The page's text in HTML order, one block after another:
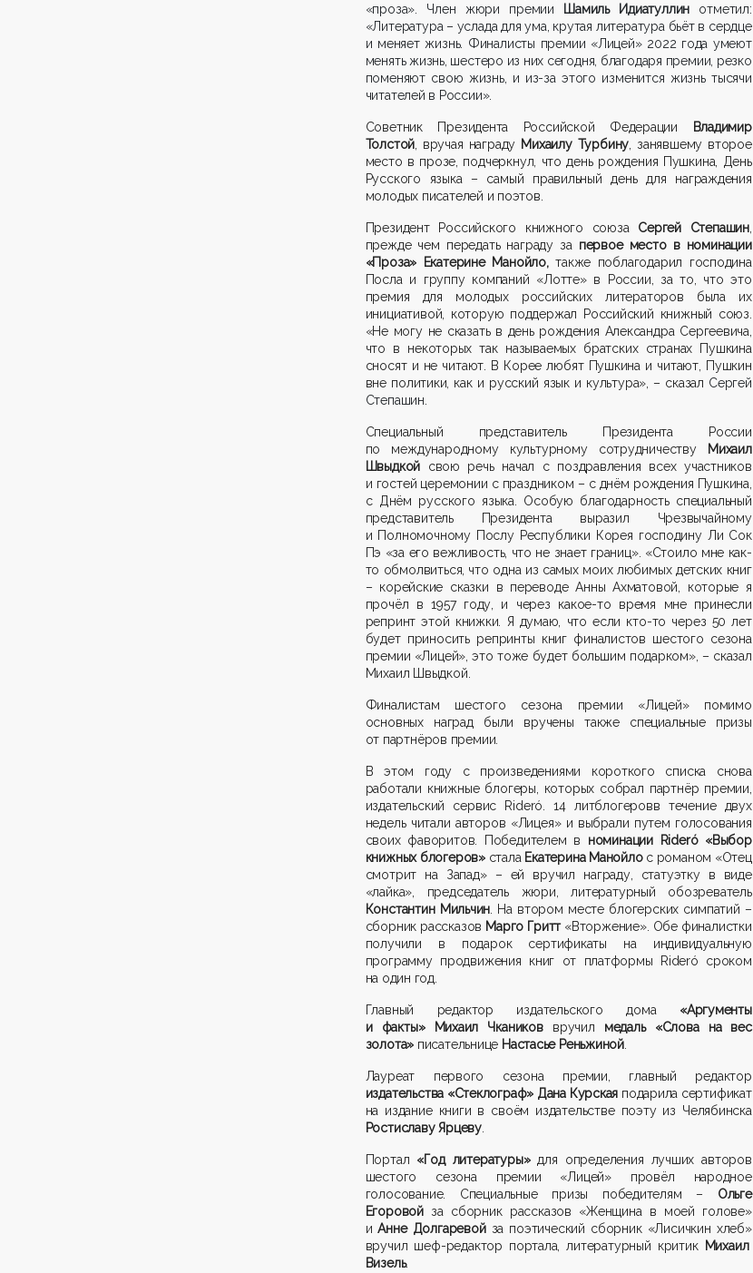
«проза».
Член жюри премии Шамиль Идиатуллин отметил:
«Литература – услада для ума, крутая литература бьёт в сердце
и меняет жизнь. Финалисты премии «Лицей» 2022 года умеют
менять жизнь, шестеро из них сегодня, благодаря премии, резко
поменяют свою жизнь, и из-за этого изменится жизнь тысячи
читателей в России».
Советник Президента Российской Федерации Владимир
Толстой , вручая награду Михаилу Турбину , занявшему второе
место в прозе, подчеркнул, что день рождения Пушкина, День
Русского языка – самый правильный день для награждения
молодых писателей и поэтов.
Президент Российского книжного союза Сергей Степашин
прежде чем передать награду за первое место в номинации
«Проза» Екатерине Манойло, также поблагодарил господина
Посла и группу компаний «Лотте» в России , за то, что это
премия для молодых российских литераторов была их
инициативой , которую поддержал Российский книжный союз
«Не могу не сказать в день рождения Александра Сергеевича,
что в некоторых так называемых братских странах Пушкина
сносят и не читают. В Корее любят Пушкина и читают, Пушкин
вне политики, как и русский язык и культура» – сказал Сергей
Степашин.
Специальный представитель Президента России
по международному культурному сотрудничеству Михаил
Швыдкой свою речьначал с поздравления всех участников
и гостей церемонии с праздником – с днём рождения Пушкина,
с Днём русского языка. Особую благодарность специальный
представитель Президента выразил Чрезвычайному
и Полномочному Послу Республики Корея господину Ли Сок
Пэ «за его вежливость, что не знает границ». «Стоило мне как-
то обмолвиться, что одна из самых моих любимых детских книг
– корейские сказки в переводе Анны Ахматовой, которые я
прочёл в 1957 году, и через какое-то время мне принесли
репринт этой книжки. Я думаю, что если кто-то через 50 лет
будет приносить репринты книг финалистов шестого сезона
премии «Лицей», это тоже будет большим подарком», – сказал
Михаил Швыдкой
Финалистам шестого сезона премии «Лицей» помимо
основных наград были вручены также специальные призы
от партнёров премии.
В этом году с произведениями короткого списка снова
работали книжные блогеры , которых собрал партнёр премии,
издательский сервис Rideró . 14 литблогеровв течение двух
недель читали авторов «Лицея» и выбрали путем голосования
своих фаворитов. Победителем в номинации Rideró«Выбор
книжных блогеров»стала Екатерина Манойлос романом «Отец
смотрит на Запад» – ей вручил награду,
статуэтку в виде
«лайка», председатель жюри, литературный обозреватель
Константин Мильчин На втором месте блогерских симпатий –
сборник рассказов Марго Гритт«Вторжение». Обе финалистки
получили в подарок сертификаты на индивидуальную
программу продвижения книг от платформы Rideró сроком
на один год.
Главный редактор издательского дома «Аргументы
и факты»
Михаил Чканиковвручил медаль«Слова на вес
золота» писательнице Настасье Реньжиной
Лауреат первого сезона премии , главный редактор
издательства «Стеклограф» Дана Курская подарила сертификат
на издание книги в своём издательстве поэту из Челябинска
Ростиславу Ярцеву.
Портал «Год литературы» для определения лучших авторов
шестого сезона премии «Лицей» провёл народное
голосование. Специальные призы победителям – Ольге
Егоровойза сборник рассказов «Женщина в моей голове»
иАнне Долгаревойза поэтический сборник «Лисичкин хлеб»
вручил шеф-редактор портала, литературный критик Михаил
Визель.